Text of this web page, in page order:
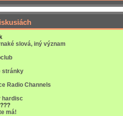
slová, iný význam
stránky
Radio Channels
hardisc
má!